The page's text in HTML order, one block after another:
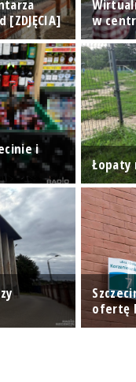
w
i
Łopaty
ofertę